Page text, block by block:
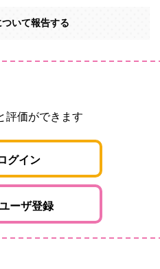
いて報告する
評価ができます
グイン
ーザ登録